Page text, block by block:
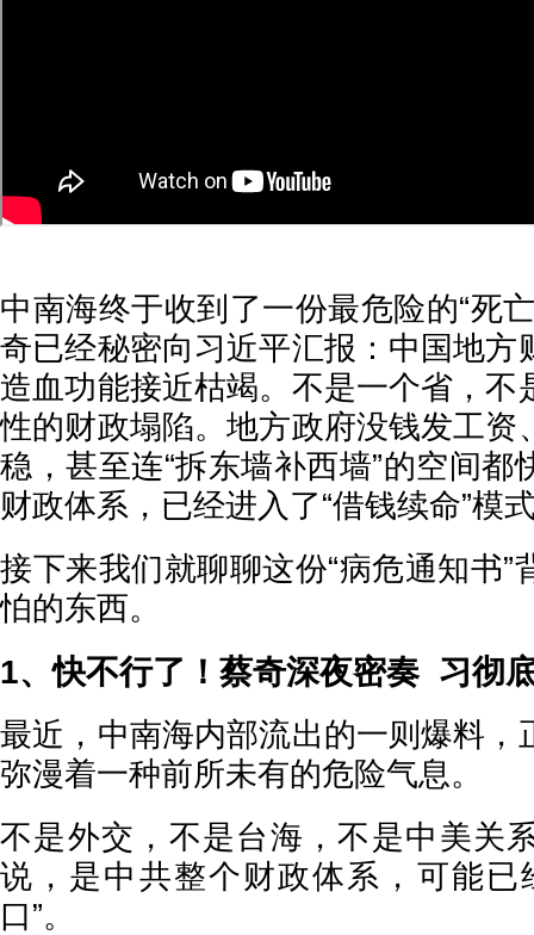
中南海终于收到了一份最危险的“死
奇已经秘密向习近平汇报：中国地方
造血功能接近枯竭。不是一个省，不
性的财政塌陷。地方政府没钱发工资
稳，甚至连“拆东墙补西墙”的空间都
财政体系，已经进入了“借钱续命”模
接下来我们就聊聊这份“病危通知书”
怕的东西。
1、快不行了！蔡奇深夜密奏 习彻
最近，中南海内部流出的一则爆料，
弥漫着一种前所未有的危险气息。
不是外交，不是台海，不是中美关
说，是中共整个财政体系，可能已
口”。